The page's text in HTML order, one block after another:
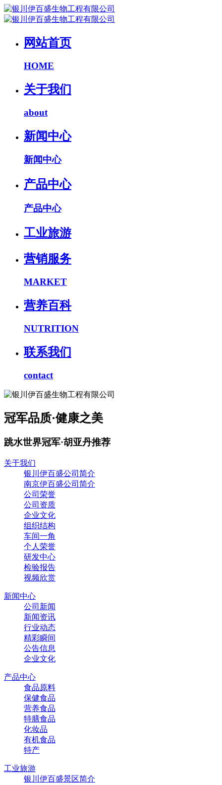
网站首页
HOME
关于我们
about
新闻中心
新闻中心
产品中心
产品中心
工业旅游
营销服务
MARKET
营养百科
NUTRITION
联系我们
contact
冠军品质·健康之美
跳水世界冠军·胡亚丹推荐
关于我们
银川伊百盛公司简介
南京伊百盛公司简介
公司荣誉
公司资质
企业文化
组织结构
车间一角
个人荣誉
研发中心
检验报告
视频欣赏
新闻中心
公司新闻
新闻资讯
行业动态
精彩瞬间
公告信息
企业文化
产品中心
食品原料
保健食品
营养食品
特膳食品
化妆品
有机食品
特产
工业旅游
银川伊百盛景区简介